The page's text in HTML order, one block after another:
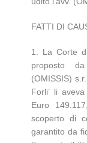
FATTI DI
1. La Corte
proposto
(OMISSIS)
Forli’ li
Euro
scoperto di
garantito da